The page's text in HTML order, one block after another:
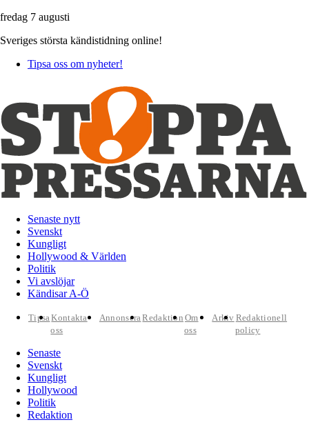
fredag 7 augusti
Sveriges största kändistidning online!
Tipsa oss om nyheter!
Senaste nytt
Svenskt
Kungligt
Hollywood & Världen
Politik
Vi avslöjar
Kändisar A-Ö
TipsaKontakta
oss
AnnonseraRedaktion Om
oss
Arkiv Redaktionell
policy
Senaste
Svenskt
Kungligt
Hollywood
Politik
Redaktion